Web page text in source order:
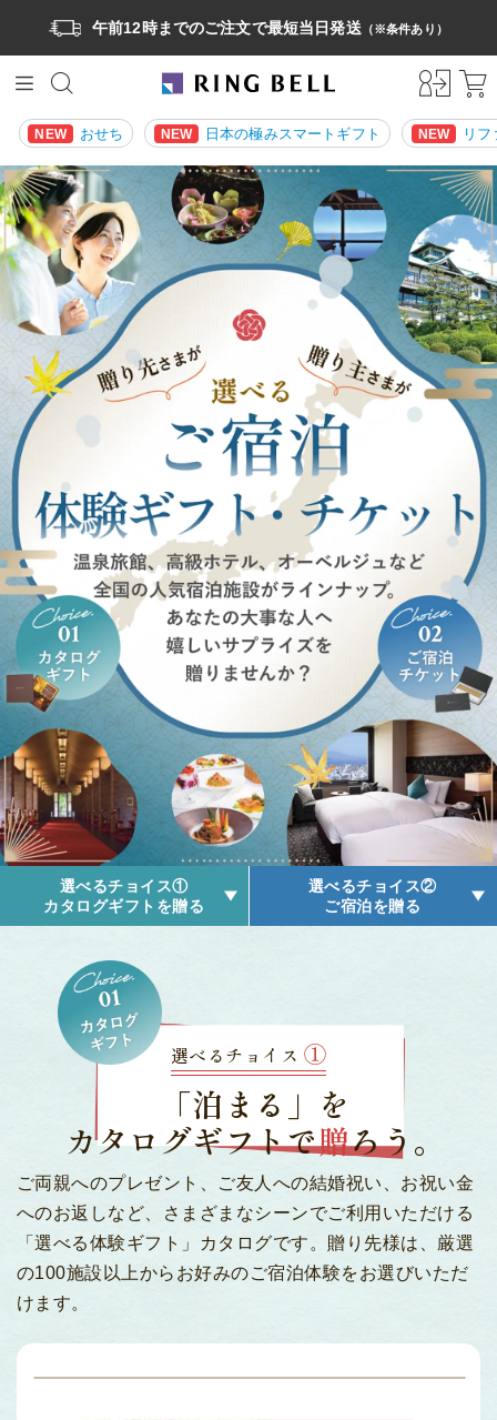
午前12時までのご注文で最短当日発送（※条件あり）
NEW おせち NEW 日本の極みスマートギフト NEW リ
選べるチョイス①
カタログギフトを贈る
選べるチョイス②
ご宿泊を贈る
選べるチョイス ①
「泊まる」を
カタログギフトで贈ろう。
ご両親へのプレゼント、ご友人への結婚祝い、お祝い金
へのお返しなど、
さまざまなシーンでご利用いただける
「選べる体験ギフト」カタログです。 贈り先様は、厳選
の100施設以上からお好みのご宿泊体験をお選びいただ
けます。